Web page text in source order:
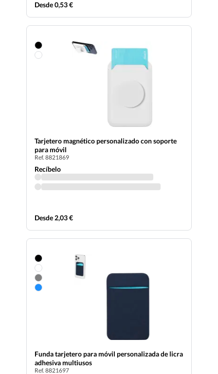
Desde 0,53 €
Tarjetero magnético personalizado con soporte
para móvil
Ref. 8821869
Recíbelo
Desde 2,03 €
Funda tarjetero para móvil personalizada de licra
adhesiva multiusos
Ref. 8821697